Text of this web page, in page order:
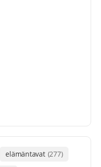
elämäntavat (277)